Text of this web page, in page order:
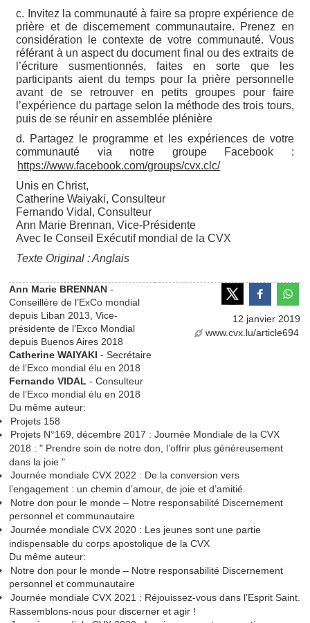
c. Invitez la communauté à faire sa propre expérience de
prière et de discernement communautaire. Prenez en
considération le contexte de votre communauté. Vous
référant à un aspect du document final ou des extraits de
l’écriture susmentionnés, faites en sorte que les
participants aient du temps pour la prière personnelle
avant de se retrouver en petits groupes pour faire
l’expérience du partage selon la méthode des trois tours,
puis de se réunir en assemblée plénière
d. Partagez le programme et les expériences de votre
communauté via notre groupe Facebook :
https://www.facebook.com/groups/cvx.clc/
Unis en Christ,
Catherine Waiyaki, Consulteur
Fernando Vidal, Consulteur
Ann Marie Brennan, Vice-Présidente
Avec le Conseil Exécutif mondial de la CVX
Texte Original : Anglais
Ann Marie BRENNAN -
Conseillère de l’ExCo mondial
depuis Liban 2013, Vice-
présidente de l’Exco Mondial
depuis Buenos Aires 2018
Catherine WAIYAKI - Secrétaire
de l’Exco mondial élu en 2018
Fernando VIDAL - Consulteur
de l’Exco mondial élu en 2018
12 janvier 2019
www.cvx.lu/article694
Du même auteur:
Projets 158
Projets N°169, décembre 2017 : Journée Mondiale de la CVX
2018 : " Prendre soin de notre don, l’offrir plus généreusement
dans la joie "
Journée mondiale CVX 2022 : De la conversion vers
l’engagement : un chemin d’amour, de joie et d’amitié.
Notre don pour le monde – Notre responsabilité Discernement
personnel et communautaire
Journée mondiale CVX 2020 : Les jeunes sont une partie
indispensable du corps apostolique de la CVX
Du même auteur:
Notre don pour le monde – Notre responsabilité Discernement
personnel et communautaire
Journée mondiale CVX 2021 : Réjouissez-vous dans l’Esprit Saint.
Rassemblons-nous pour discerner et agir !